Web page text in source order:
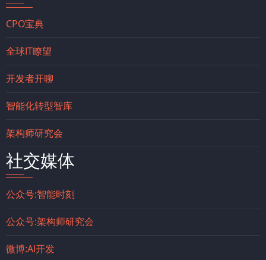
CPO宝典
全球IT瞭望
开发者开聊
智能化转型智库
架构师研究会
社交媒体
公众号:智能时刻
公众号:架构师研究会
微博:AI开发